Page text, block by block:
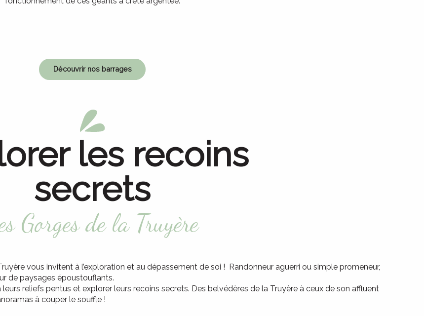
Découvrir nos barrages
les recoins
secrets
Gorges de la Truyère
vous invitent à l’exploration et au dépassement de soi ! Randonneur aguerri ou simple promeneur,
de paysages époustouflants.
reliefs pentus et explorer leurs recoins secrets. Des belvédères de la Truyère à ceux de son affluent
à couper le souffle !